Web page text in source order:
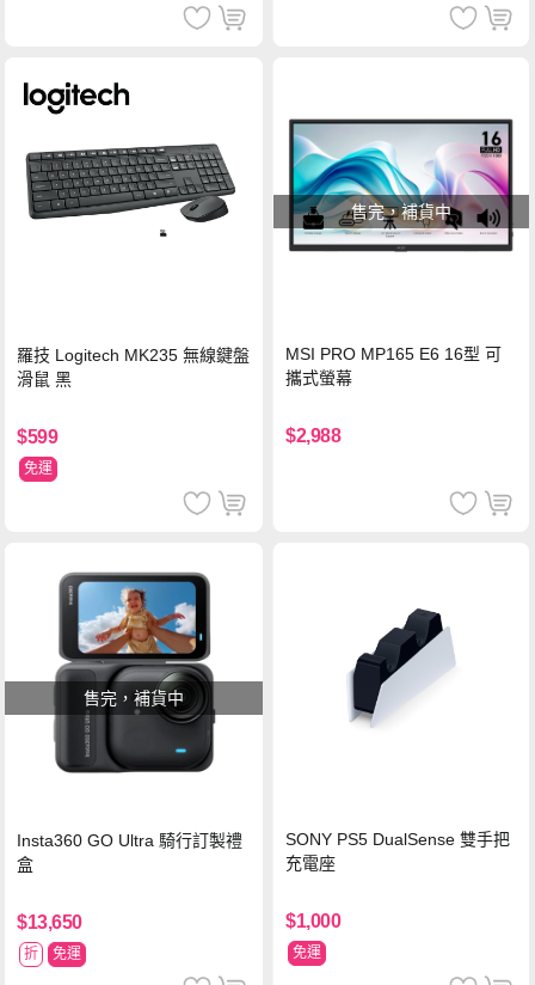
羅技 Logitech MK235 無線鍵盤
滑鼠 黑
$599
免運
售完，補貨中
MSI PRO MP165 E6 16型 可
攜式螢幕
$2,988
售完，補貨中
Insta360 GO Ultra 騎行訂製禮
盒
$13,650
折 免運
SONY PS5 DualSense 雙手把
充電座
$1,000
免運